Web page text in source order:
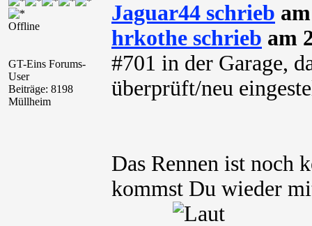
Offline
GT-Eins Forums-
User
Beiträge: 8198
Müllheim
Jaguar44 schrieb
hrkothe schrieb am
#701 in der Garage,
überprüft/neu
Das Rennen ist noch
kommst Du wieder